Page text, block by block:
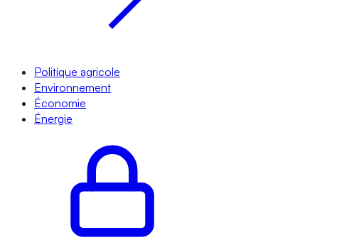
Politique agricole
Environnement
Économie
Énergie